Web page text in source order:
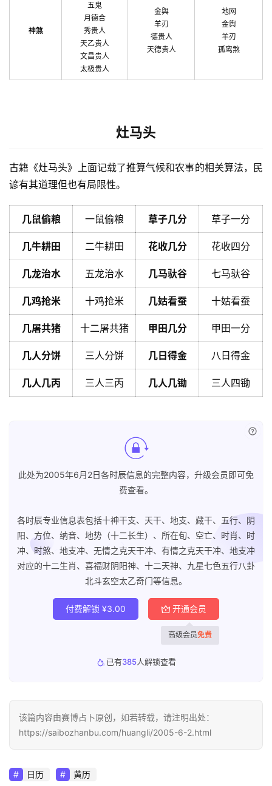
神煞
五鬼
月德合
秀贵人
天乙贵人
文昌贵人
太极贵人
金舆
羊刃
德贵人
天德贵人
地网
金舆
羊刃
孤鸾煞
灶马头
古籍《灶马头》上面记载了推算气候和农事的相关算法，民
谚有其道理但也有局限性。
几鼠偷粮 一鼠偷粮 草子几分 草子一分
几牛耕田 二牛耕田 花收几分 花收四分
几龙治水 五龙治水 几马驮谷 七马驮谷
几鸡抢米 十鸡抢米 几姑看蚕 十姑看蚕
几屠共猪 十二屠共猪 甲田几分 甲田一分
几人分饼 三人分饼 几日得金 八日得金
几人几丙 三人三丙 几人几锄 三人四锄
此处为2005年6月2日各时辰信息的完整内容，升级会员即可免
费查看。
各时辰专业信息表包括十神干支、天干、地支、藏干、五行、阴
阳、方位、纳音、地势（十二长生）、所在旬、空亡、时肖、时
冲、时煞、地支冲、无情之克天干冲、有情之克天干冲、地支冲
对应的十二生肖、喜福财阴阳神、十二天神、九星七色五行八卦
北斗玄空太乙奇门等信息。
付费解锁 ¥3.00 开通会员
高级会员免费
已有385人解锁查看
该篇内容由赛博占卜原创，如若转载，请注明出处：
https://saibozhanbu.com/huangli/2005-6-2.html
日历 黄历